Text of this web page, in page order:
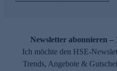
Newsletter abonnieren –
Ich möchte den HSE-
Trends, Angebote &